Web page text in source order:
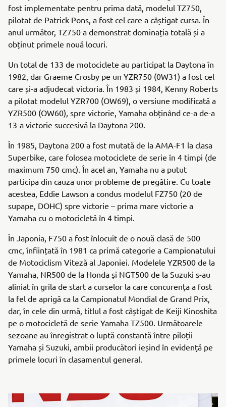
fost implementate pentru prima dată, modelul TZ750,
pilotat de Patrick Pons, a fost cel care a câștigat cursa. În
anul următor, TZ750 a demonstrat dominația totală și a
obținut primele nouă locuri.
Un total de 133 de motociclete au participat la Daytona în
1982, dar Graeme Crosby pe un YZR750 (0W31) a fost cel
care și-a adjudecat victoria. În 1983 și 1984, Kenny Roberts
a pilotat modelul YZR700 (OW69), o versiune modificată a
YZR500 (OW60), spre victorie, Yamaha obținând ce-a de-a
13-a victorie succesivă la Daytona 200.
În 1985, Daytona 200 a fost mutată de la AMA-F1 la clasa
Superbike, care folosea motociclete de serie în 4 timpi (de
maximum 750 cmc). În acel an, Yamaha nu a putut
participa din cauza unor probleme de pregătire. Cu toate
acestea, Eddie Lawson a condus modelul FZ750 (20 de
supape, DOHC) spre victorie – prima mare victorie a
Yamaha cu o motocicletă în 4 timpi.
În Japonia, F750 a fost înlocuit de o nouă clasă de 500
cmc, înființată în 1981 ca primă categorie a Campionatului
de Motociclism Viteză al Japoniei. Modelele YZR500 de la
Yamaha, NR500 de la Honda și NGT500 de la Suzuki s-au
aliniat în grila de start a curselor la care concurența a fost
la fel de aprigă ca la Campionatul Mondial de Grand Prix,
dar, în cele din urmă, titlul a fost câștigat de Keiji Kinoshita
pe o motocicletă de serie Yamaha TZ500. Următoarele
sezoane au înregistrat o luptă constantă între piloții
Yamaha și Suzuki, ambii producători ieșind în evidență pe
primele locuri în clasamentul general.